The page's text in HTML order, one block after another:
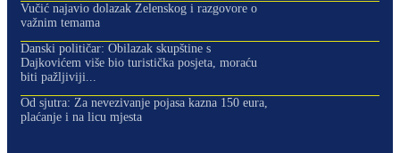
Vučić najavio dolazak Zelenskog i razgovore o
važnim temama
Danski političar: Obilazak skupštine s
Dajkovićem više bio turistička posjeta, moraću
biti pažljiviji...
Od sjutra: Za nevezivanje pojasa kazna 150 eura,
plaćanje i na licu mjesta